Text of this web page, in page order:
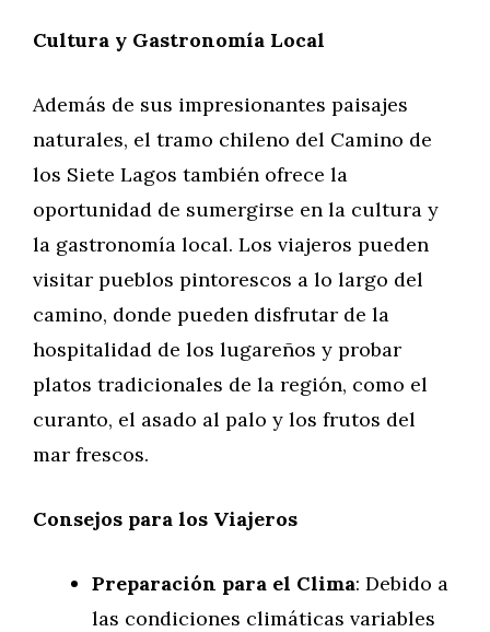
Cultura y Gastronomía Local
Además de sus impresionantes paisajes
naturales, el tramo chileno del Camino de
los Siete Lagos también ofrece la
oportunidad de sumergirse en la cultura y
la gastronomía local. Los viajeros pueden
visitar pueblos pintorescos a lo largo del
camino, donde pueden disfrutar de la
hospitalidad de los lugareños y probar
platos tradicionales de la región, como el
curanto, el asado al palo y los frutos del
mar frescos.
Consejos para los Viajeros
Preparación para el Clima: Debido a
las condiciones climáticas variables